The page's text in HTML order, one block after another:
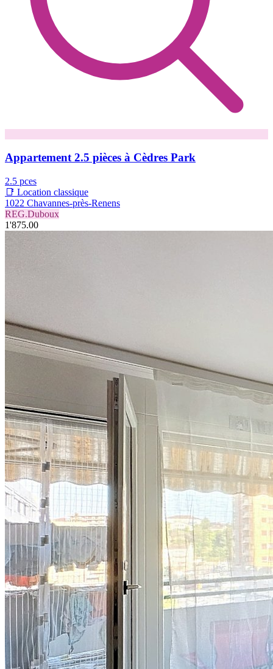
Appartement 2.5 pièces à Cèdres Park
2.5 pces
📑 Location classique
1022 Chavannes-près-Renens
REG.Duboux
1'875.00